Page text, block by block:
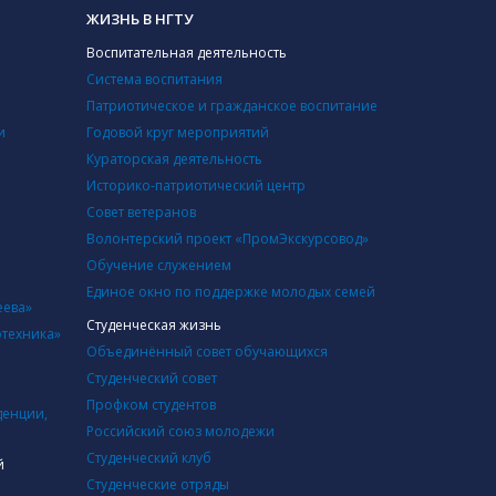
ЖИЗНЬ В НГТУ
Воспитательная деятельность
Система воспитания
Патриотическое и гражданское воспитание
Годовой круг мероприятий
Кураторская деятельность
Историко-патриотический центр
Совет ветеранов
Волонтерский проект «ПромЭкскурсовод»
Обучение служением
Единое окно по поддержке молодых семей
Студенческая жизнь
Объединённый совет обучающихся
Студенческий совет
Профком студентов
Российский союз молодежи
Студенческий клуб
Студенческие отряды